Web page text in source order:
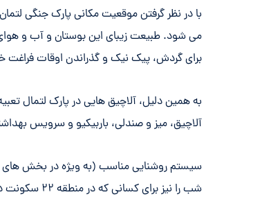
با در نظر گرفتن موقعیت مکانی پارک جنگی
برای گردش، پیک نیک و گذراندن اوقات فراغت
به همین دلیل، آلاچیق هایی در پارک لتمال
آلاچیق، میز و صندلی، باربیکیو و سرویس
سیستم روشنایی مناسب (به ویژه در بخش های
شب را نیز برای کسانی که در منطقه ۲۲ سکونت دارند، فراهم نموده است.